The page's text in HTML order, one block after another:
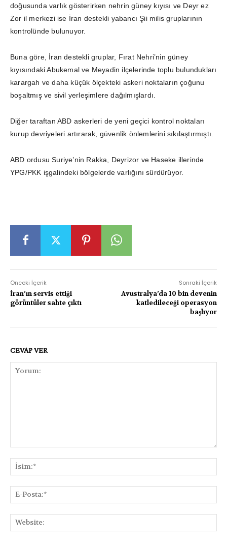
doğusunda varlık gösterirken nehrin güney kıyısı ve Deyr ez
Zor il merkezi ise İran destekli yabancı Şii milis gruplarının
kontrolünde bulunuyor.
Buna göre, İran destekli gruplar, Fırat Nehri’nin güney
kıyısındaki Abukemal ve Meyadin ilçelerinde toplu bulundukları
karargah ve daha küçük ölçekteki askeri noktaların çoğunu
boşaltmış ve sivil yerleşimlere dağılmışlardı.
Diğer taraftan ABD askerleri de yeni geçici kontrol noktaları
kurup devriyeleri artırarak, güvenlik önlemlerini sıkılaştırmıştı.
ABD ordusu Suriye’nin Rakka, Deyrizor ve Haseke illerinde
YPG/PKK işgalindeki bölgelerde varlığını sürdürüyor.
Önceki İçerik
İran’ın servis ettiği
görüntüler sahte çıktı
Sonraki İçerik
Avustralya’da 10 bin devenin
katledileceği operasyon
başlıyor
CEVAP VER